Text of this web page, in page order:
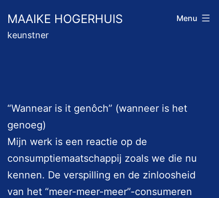
naar
de
MAAIKE HOGERHUIS
keunstner
Menu
“Wannear is it genôch” (wanneer is het
genoeg)
Mijn werk is een reactie op de
consumptiemaatschappij zoals we die nu
kennen. De verspilling en de zinloosheid
van het “meer-meer-meer”-consumeren